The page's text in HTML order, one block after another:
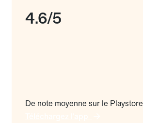
4.6/5
De note moyenne sur le Playstore